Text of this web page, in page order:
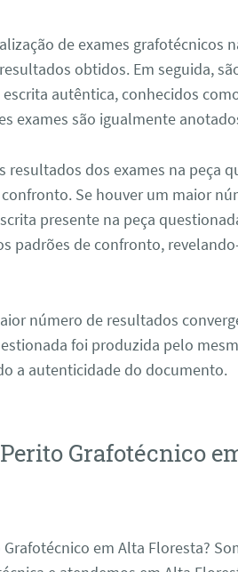
de exames grafotécnicos
obtidos. Em seguida,
autêntica, conhecidos
exames são igualmente
resultados dos exames na peça
Se houver um maior
presente na peça
padrões de confronto,
número de resultados
foi produzida pelo
a autenticidade do documento.
Grafotécnico
em Alta Floresta?